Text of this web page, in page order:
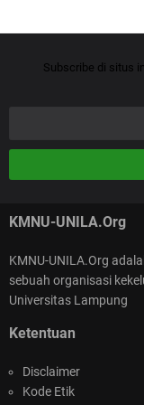
SELAMAT ATAS
Kalao gitu buat
Subscribe di situs
KMNU-UNILA.Org
KMNU-UNILA.Org
sebuah organisasi
Universitas Lampung
Ketentuan
Disclaimer
Kode Etik